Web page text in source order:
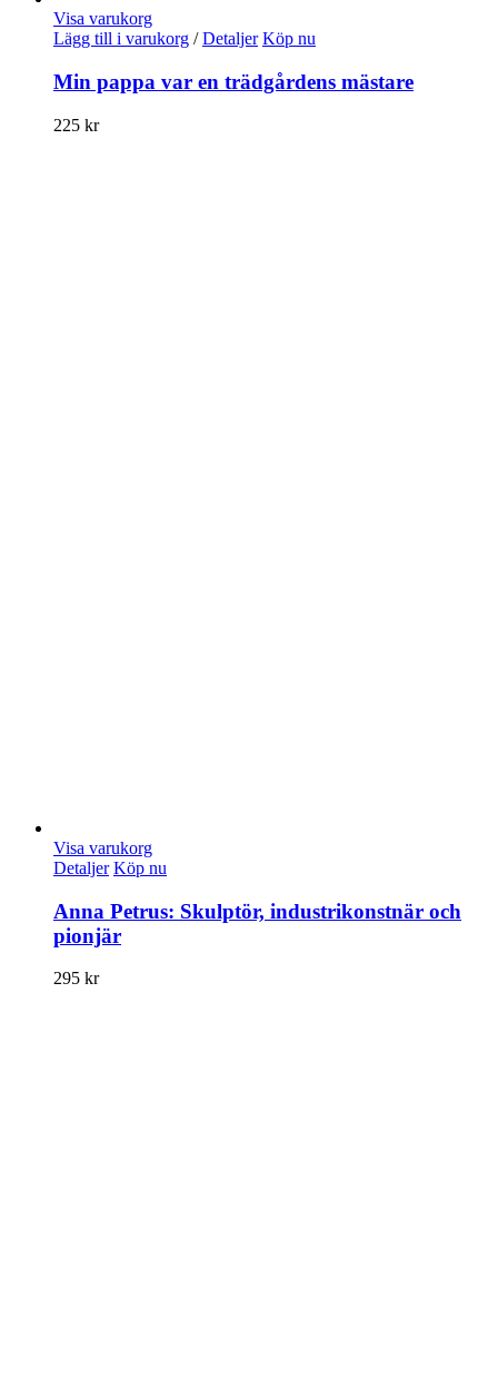
Visa varukorg
Lägg till i varukorg / Detaljer Köp nu
Min pappa var en trädgårdens mästare
225 kr
Visa varukorg
Detaljer Köp nu
Anna Petrus: Skulptör, industrikonstnär och
pionjär
295 kr